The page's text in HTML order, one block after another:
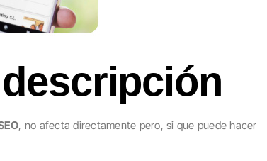
, no afecta directamente pero, si que puede hacer